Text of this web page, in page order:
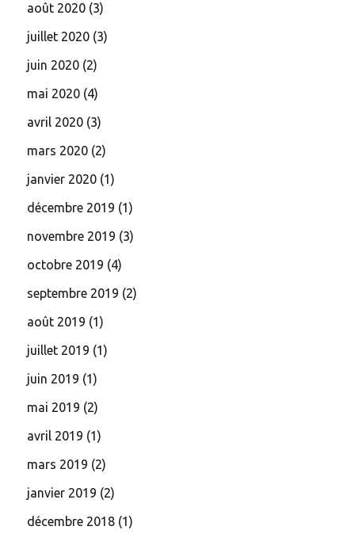
août 2020 (3)
juillet 2020 (3)
juin 2020 (2)
mai 2020 (4)
avril 2020 (3)
mars 2020 (2)
janvier 2020 (1)
décembre 2019 (1)
novembre 2019 (3)
octobre 2019 (4)
septembre 2019 (2)
août 2019 (1)
juillet 2019 (1)
juin 2019 (1)
mai 2019 (2)
avril 2019 (1)
mars 2019 (2)
janvier 2019 (2)
décembre 2018 (1)